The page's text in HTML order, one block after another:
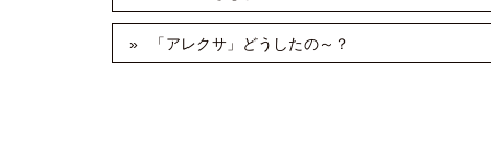
「アレクサ」どうしたの～？